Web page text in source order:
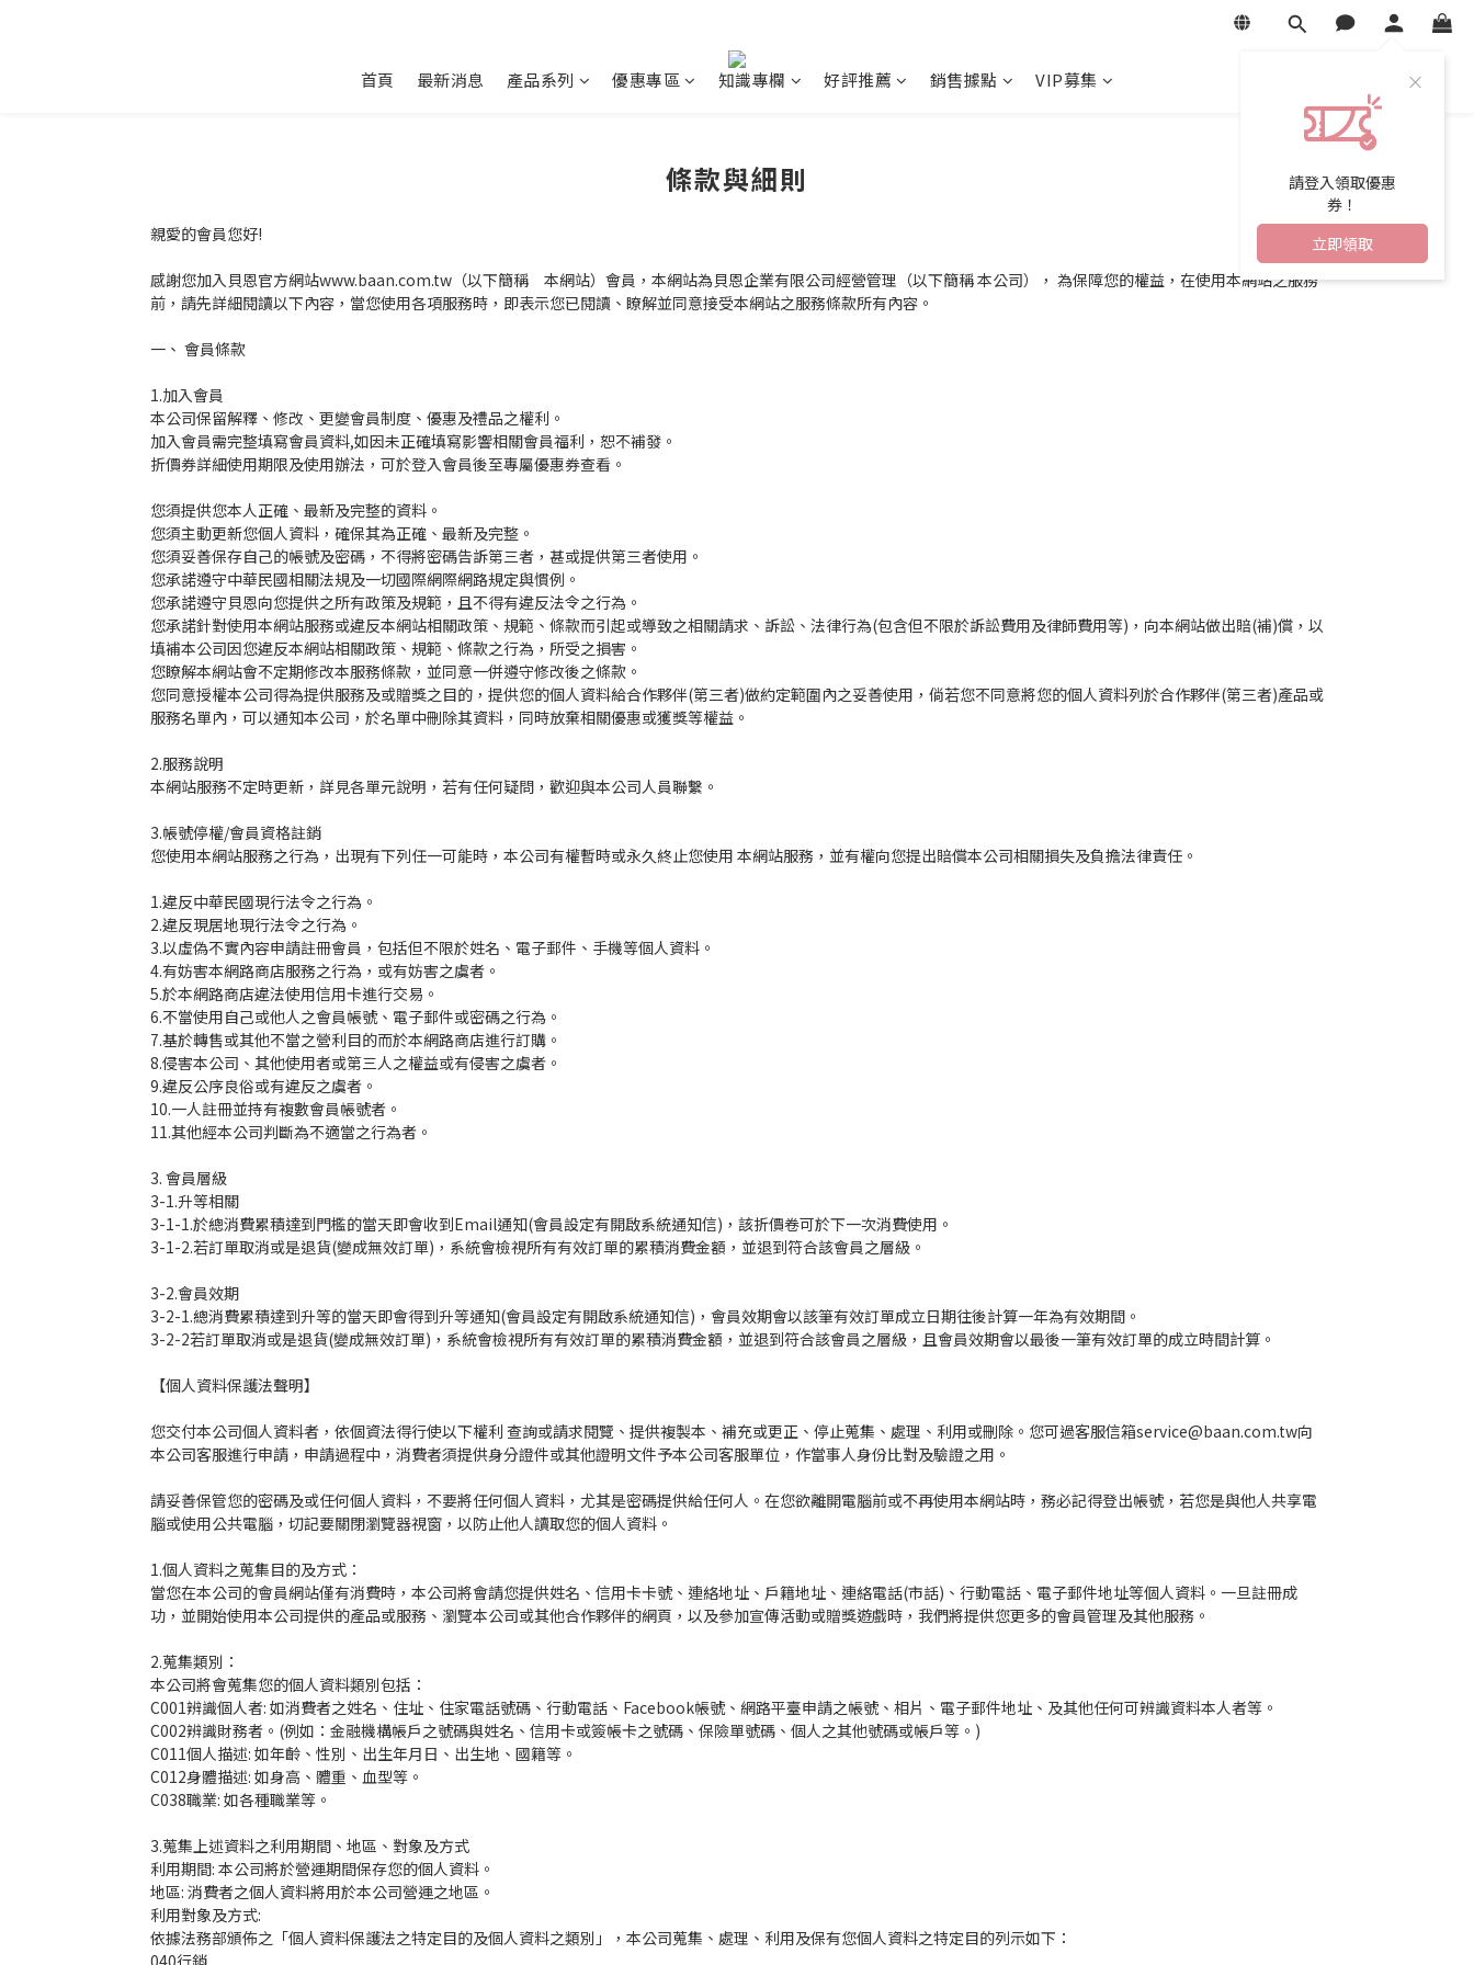
請登入領取優惠
券！
立即領取
首頁 最新消息 產品系列 優惠專區 知識專欄 好評推薦 銷售據點 VIP募集
條款與細則
親愛的會員您好!
感謝您加入貝恩官方網站www.baan.com.tw（以下簡稱 本網站）會員，本網站為貝恩企業有限公司經營管理（以下簡稱 本公司）， 為保障您的權益，在使用本網站之服務
前，請先詳細閱讀以下內容，當您使用各項服務時，即表示您已閱讀、瞭解並同意接受本網站之服務條款所有內容。
一、 會員條款
1.加入會員
本公司保留解釋、修改、更變會員制度、優惠及禮品之權利。
加入會員需完整填寫會員資料,如因未正確填寫影響相關會員福利，恕不補發。
折價券詳細使用期限及使用辦法，可於登入會員後至專屬優惠券查看。
您須提供您本人正確、最新及完整的資料。
您須主動更新您個人資料，確保其為正確、最新及完整。
您須妥善保存自己的帳號及密碼，不得將密碼告訴第三者，甚或提供第三者使用。
您承諾遵守中華民國相關法規及一切國際網際網路規定與慣例。
您承諾遵守貝恩向您提供之所有政策及規範，且不得有違反法令之行為。
您承諾針對使用本網站服務或違反本網站相關政策、規範、條款而引起或導致之相關請求、訴訟、法律行為(包含但不限於訴訟費用及律師費用等)，向本網站做出賠(補)償，以
填補本公司因您違反本網站相關政策、規範、條款之行為，所受之損害。
您瞭解本網站會不定期修改本服務條款，並同意一併遵守修改後之條款。
您同意授權本公司得為提供服務及或贈獎之目的，提供您的個人資料給合作夥伴(第三者)做約定範圍內之妥善使用，倘若您不同意將您的個人資料列於合作夥伴(第三者)產品或
服務名單內，可以通知本公司，於名單中刪除其資料，同時放棄相關優惠或獲獎等權益。
2.服務說明
本網站服務不定時更新，詳見各單元說明，若有任何疑問，歡迎與本公司人員聯繫。
3.帳號停權/會員資格註銷
您使用本網站服務之行為，出現有下列任一可能時，本公司有權暫時或永久終止您使用 本網站服務，並有權向您提出賠償本公司相關損失及負擔法律責任。
1.違反中華民國現行法令之行為。
2.違反現居地現行法令之行為。
3.以虛偽不實內容申請註冊會員，包括但不限於姓名、電子郵件、手機等個人資料。
4.有妨害本網路商店服務之行為，或有妨害之虞者。
5.於本網路商店違法使用信用卡進行交易。
6.不當使用自己或他人之會員帳號、電子郵件或密碼之行為。
7.基於轉售或其他不當之營利目的而於本網路商店進行訂購。
8.侵害本公司、其他使用者或第三人之權益或有侵害之虞者。
9.違反公序良俗或有違反之虞者。
10.一人註冊並持有複數會員帳號者。
11.其他經本公司判斷為不適當之行為者。
3. 會員層級
3-1.升等相關
3-1-1.於總消費累積達到門檻的當天即會收到Email通知(會員設定有開啟系統通知信)，該折價卷可於下一次消費使用。
3-1-2.若訂單取消或是退貨(變成無效訂單)，系統會檢視所有有效訂單的累積消費金額，並退到符合該會員之層級。
3-2.會員效期
3-2-1.總消費累積達到升等的當天即會得到升等通知(會員設定有開啟系統通知信)，會員效期會以該筆有效訂單成立日期往後計算一年為有效期間。
3-2-2若訂單取消或是退貨(變成無效訂單)，系統會檢視所有有效訂單的累積消費金額，並退到符合該會員之層級，且會員效期會以最後一筆有效訂單的成立時間計算。
【個人資料保護法聲明】
您交付本公司個人資料者，依個資法得行使以下權利 查詢或請求閱覽、提供複製本、補充或更正、停止蒐集、處理、利用或刪除。您可過客服信箱service@baan.com.tw向
本公司客服進行申請，申請過程中，消費者須提供身分證件或其他證明文件予本公司客服單位，作當事人身份比對及驗證之用。
請妥善保管您的密碼及或任何個人資料，不要將任何個人資料，尤其是密碼提供給任何人。在您欲離開電腦前或不再使用本網站時，務必記得登出帳號，若您是與他人共享電
腦或使用公共電腦，切記要關閉瀏覽器視窗，以防止他人讀取您的個人資料。
1.個人資料之蒐集目的及方式：
當您在本公司的會員網站僅有消費時，本公司將會請您提供姓名、信用卡卡號、連絡地址、戶籍地址、連絡電話(市話)、行動電話、電子郵件地址等個人資料。一旦註冊成
功，並開始使用本公司提供的產品或服務、瀏覽本公司或其他合作夥伴的網頁，以及參加宣傳活動或贈獎遊戲時，我們將提供您更多的會員管理及其他服務。
2.蒐集類別：
本公司將會蒐集您的個人資料類別包括：
C001辨識個人者: 如消費者之姓名、住址、住家電話號碼、行動電話、Facebook帳號、網路平臺申請之帳號、相片、電子郵件地址、及其他任何可辨識資料本人者等。
C002辨識財務者。(例如：金融機構帳戶之號碼與姓名、信用卡或簽帳卡之號碼、保險單號碼、個人之其他號碼或帳戶等。)
C011個人描述: 如年齡、性別、出生年月日、出生地、國籍等。
C012身體描述: 如身高、體重、血型等。
C038職業: 如各種職業等。
3.蒐集上述資料之利用期間、地區、對象及方式
利用期間: 本公司將於營運期間保存您的個人資料。
地區: 消費者之個人資料將用於本公司營運之地區。
利用對象及方式:
依據法務部頒佈之「個人資料保護法之特定目的及個人資料之類別」，本公司蒐集、處理、利用及保有您個人資料之特定目的列示如下：